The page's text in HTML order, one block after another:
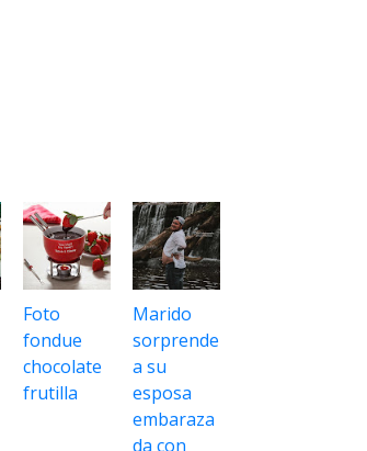
Foto
fondue
chocolate
frutilla
Marido
sorprende
a su
esposa
embaraza
da con